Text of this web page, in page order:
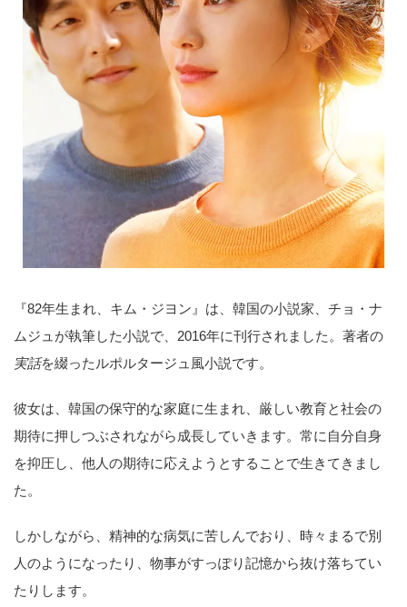
『82年生まれ、キム・ジヨン』は、韓国の小説家、チョ・ナ
ムジュが執筆した小説で、2016年に刊行されました。著者の
実話を綴ったルポルタージュ風小説です。
彼女は、韓国の保守的な家庭に生まれ、厳しい教育と社会の
期待に押しつぶされながら成長していきます。常に自分自身
を抑圧し、他人の期待に応えようとすることで生きてきまし
た。
しかしながら、精神的な病気に苦しんでおり、時々まるで別
人のようになったり、物事がすっぽり記憶から抜け落ちてい
たりします。